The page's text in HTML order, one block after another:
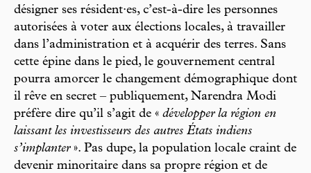
désigner ses résident·es, c’est-à-dire les personnes
autorisées à voter aux élections locales, à travailler
dans l’administration et à acquérir des terres. Sans
cette épine dans le pied, le gouvernement central
pourra amorcer le changement démographique dont
il rêve en secret – publiquement, Narendra Modi
préfère dire qu’il s’agit de « développer la région en
laissant les investisseurs des autres États indiens
s’implanter». Pas dupe, la population locale craint de
devenir minoritaire dans sa propre région et de